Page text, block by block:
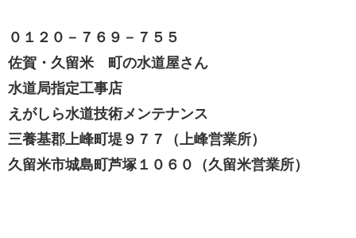
０１２０－７６９－７５５
佐賀・久留米 町の水道屋さん
水道局指定工事店
えがしら水道技術メンテナンス
三養基郡上峰町堤９７７（上峰営業所）
久留米市城島町芦塚１０６０（久留米営業所）